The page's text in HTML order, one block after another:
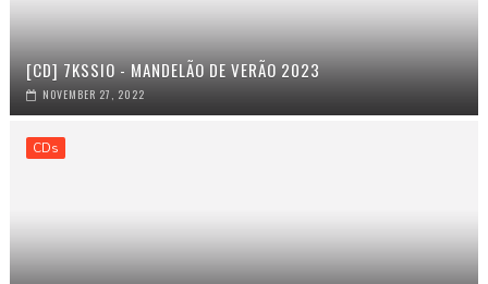
[CD] 7KSSIO - MANDELÃO DE VERÃO 2023
NOVEMBER 27, 2022
CDs